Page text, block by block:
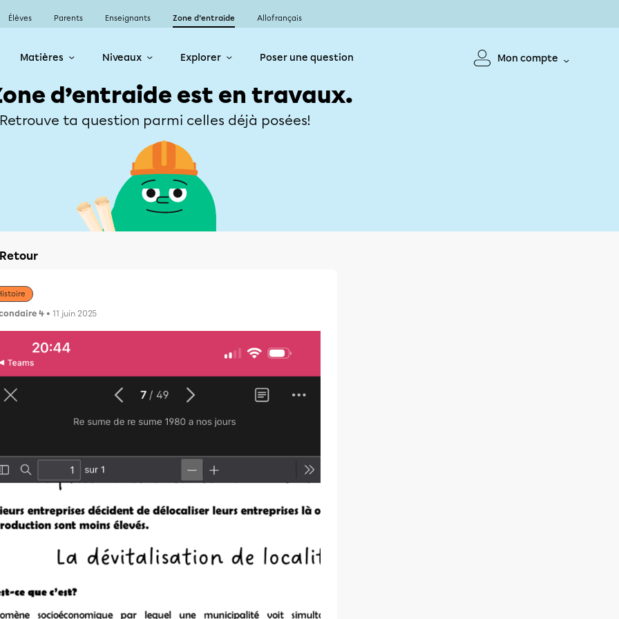
Élèves Parents Enseignants Zone d’entraide Allofrançais
Matières Niveaux Explorer Poser une question Mon compte
d’entraide est en travaux.
ta question parmi celles déjà posées!
Retour
4 • 11 juin 2025